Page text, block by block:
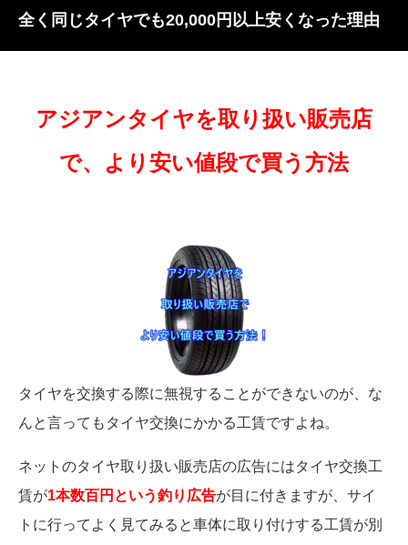
全く同じタイヤでも20,000円以上安くなった理由
アジアンタイヤを取り扱い販売店
で、より安い値段で買う方法
タイヤを交換する際に無視することができないのが、な
んと言ってもタイヤ交換にかかる工賃ですよね。
ネットのタイヤ取り扱い販売店の広告にはタイヤ交換工
賃が1本数百円という釣り広告が目に付きますが、サイ
トに行ってよく見てみると車体に取り付けする工賃が別